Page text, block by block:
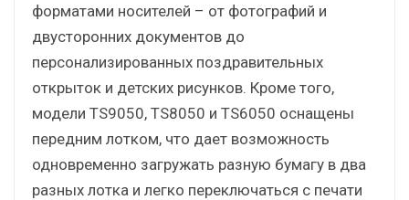
форматами носителей – от фотографий и
двусторонних документов до
персонализированных поздравительных
открыток и детских рисунков. Кроме того,
модели TS9050, TS8050 и TS6050 оснащены
передним лотком, что дает возможность
одновременно загружать разную бумагу в два
разных лотка и легко переключаться с печати